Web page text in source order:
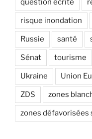
question écrite
risque inondation
Russie santé
Sénat tourisme
Ukraine Union
ZDS zones
zones défavorisées